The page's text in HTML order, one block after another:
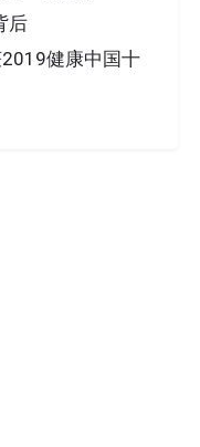
后
健康中国十